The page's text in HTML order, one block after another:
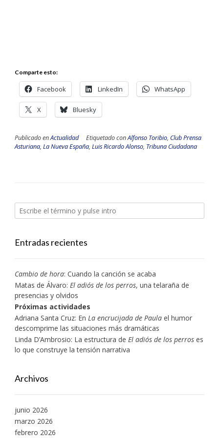
Comparte esto:
Facebook LinkedIn WhatsApp
X Bluesky
Publicado enActualidad Etiquetado conAlfonso Toribio, Club Prensa
Asturiana, La Nueva España, Luis Ricardo Alonso, Tribuna Ciudadana
Entradas recientes
Cambio de hora: Cuando la canción se acaba
Matas de Álvaro: El adiós de los perros, una telaraña de
presencias y olvidos
Próximas actividades
Adriana Santa Cruz: En La encrucijada de Paula el humor
descomprime las situaciones más dramáticas
Linda D’Ambrosio: La estructura de El adiós de los perros es
lo que construye la tensión narrativa
Archivos
junio 2026
marzo 2026
febrero 2026